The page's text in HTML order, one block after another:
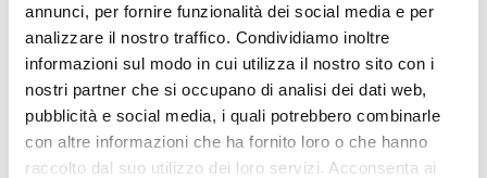
annunci, per fornire funzionalità dei social media e per
analizzare il nostro traffico. Condividiamo inoltre
informazioni sul modo in cui utilizza il nostro sito con i
nostri partner che si occupano di analisi dei dati web,
pubblicità e social media, i quali potrebbero combinarle
con altre informazioni che ha fornito loro o che hanno
raccolto dal suo utilizzo dei loro servizi. Acconsenta ai